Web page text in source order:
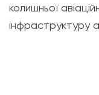
колишньої
інфраструктуру